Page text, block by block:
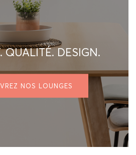
QUALITÉ. DESIGN.
NOS LOUNGES